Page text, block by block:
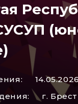
г. Брест